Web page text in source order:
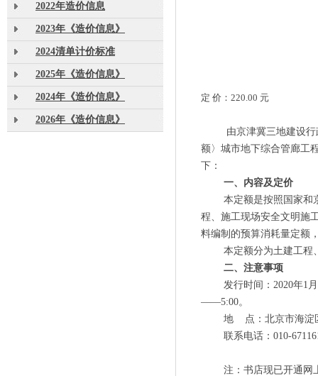
2022年造价信息
2023年《造价信息》
2024清单计价标准
2025年《造价信息》
2024年《造价信息》
2026年《造价信息》
定 价： 220.00 元
由京津冀三地建设
额〉城市地下综合管廊工
下：
一、 内容及定价
本定额是按照国家和
程、施工现场安全文明施
料编制的预算消耗量定额
本定额分为土建工程
二、注意事项
发行时间： 2020年1 月
——5:00。
地
点： 北京市海淀
联系电话： 010-
注：书店现已开通网